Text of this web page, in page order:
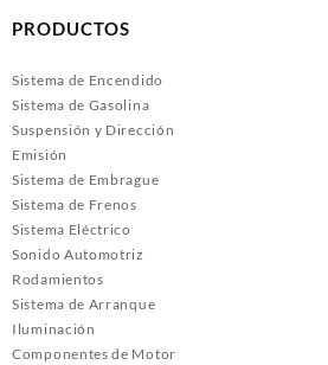
PRODUCTOS
Sistema de Encendido
Sistema de Gasolina
Suspensión y Dirección
Emisión
Sistema de Embrague
Sistema de Frenos
Sistema Eléctrico
Sonido Automotriz
Rodamientos
Sistema de Arranque
Iluminación
Componentes de Motor